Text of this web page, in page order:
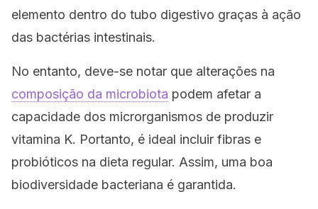
elemento dentro do tubo digestivo graças à ação
das bactérias intestinais.
No entanto, deve-se notar que alterações na
composição da microbiota podem afetar a
capacidade dos microrganismos de produzir
vitamina K. Portanto, é ideal incluir fibras e
probióticos na dieta regular. Assim, uma boa
biodiversidade bacteriana é garantida.